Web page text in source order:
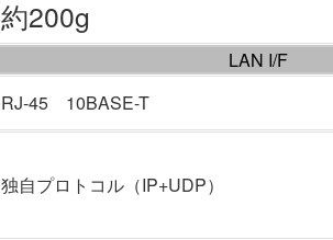
約200g
LAN I/F
RJ-45 10BASE-T
独自プロトコル（IP+UDP）